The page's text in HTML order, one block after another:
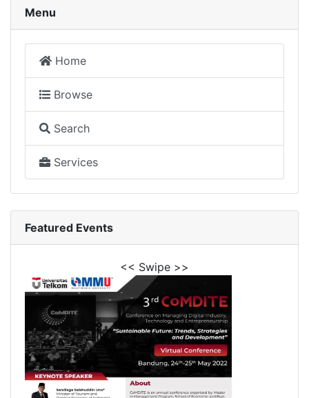
Menu
Home
Browse
Search
Services
Featured Events
<< Swipe >>